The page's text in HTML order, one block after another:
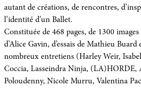
autant de créations, de rencontres,
l’identité d’un Ballet.
Constituée de 468 pages, de 1300
d’Alice Gavin, d’essais de Mathieu
nombreux entretiens (Harley Weir,
Coccia, Lasseindra Ninja, (LA)HORDE,
Poloudenny, Nicole Murru, Valentina